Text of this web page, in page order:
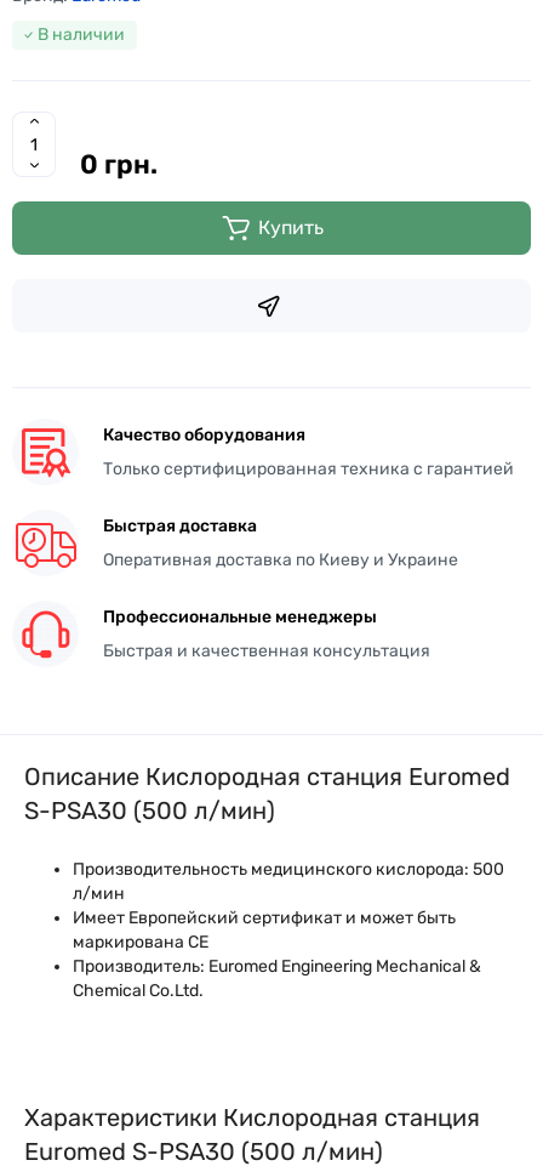
В наличии
0 грн.
Купить
Качество оборудования
Только сертифицированная техника с гарантией
Быстрая доставка
Оперативная доставка по Киеву и Украине
Профессиональные менеджеры
Быстрая и качественная консультация
Описание Кислородная станция Euromed
S-PSA30 (500 л/мин)
Производительность медицинского кислорода: 500
л/мин
Имеет Европейский сертификат и может быть
маркирована CE
Производитель: Euromed Engineering Mechanical &
Chemical Co.Ltd.
Характеристики Кислородная станция
Euromed S-PSA30 (500 л/мин)